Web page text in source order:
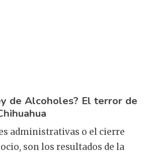
de Alcoholes? El terror de
administrativas o el cierre
son los resultados de la